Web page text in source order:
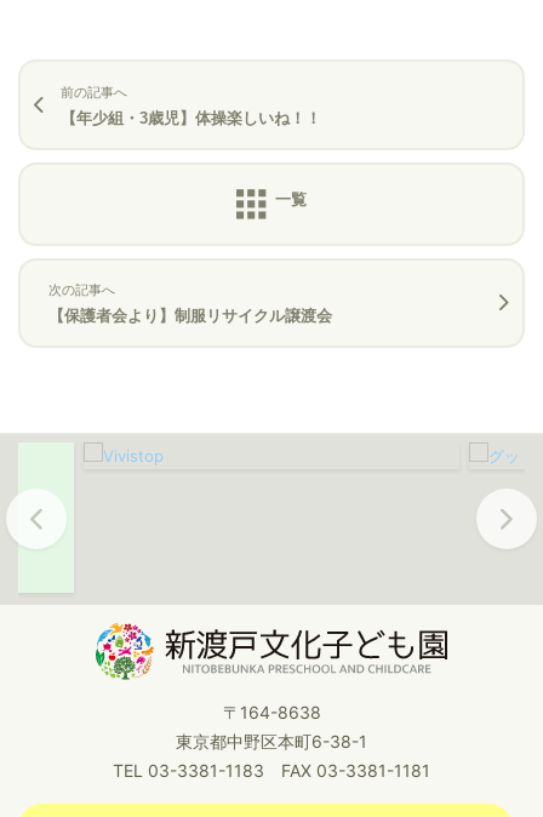
前の記事へ
【年少組・3歳児】体操楽しいね！！
次の記事へ
【保護者会より】制服リサイクル譲渡会
Previous Next
〒164-8638
東京都中野区本町6-38-1
TEL 03-3381-1183 FAX 03-3381-1181